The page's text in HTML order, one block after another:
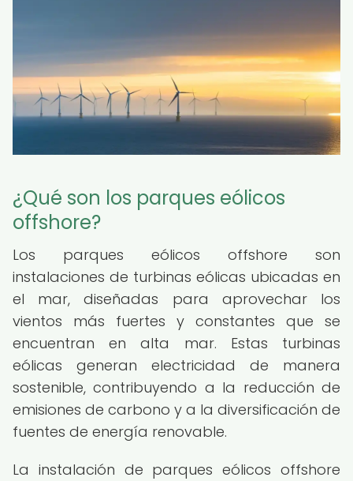
¿Qué son los parques eólicos
offshore?
Los parques eólicos offshore son
instalaciones de turbinas eólicas ubicadas en
el mar, diseñadas para aprovechar los
vientos más fuertes y constantes que se
encuentran en alta mar. Estas turbinas
eólicas generan electricidad de manera
sostenible, contribuyendo a la reducción de
emisiones de carbono y a la diversificación de
fuentes de energía renovable.
La instalación de parques eólicos offshore